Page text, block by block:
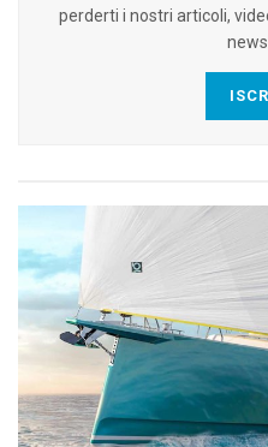
perderti i nostri articoli,